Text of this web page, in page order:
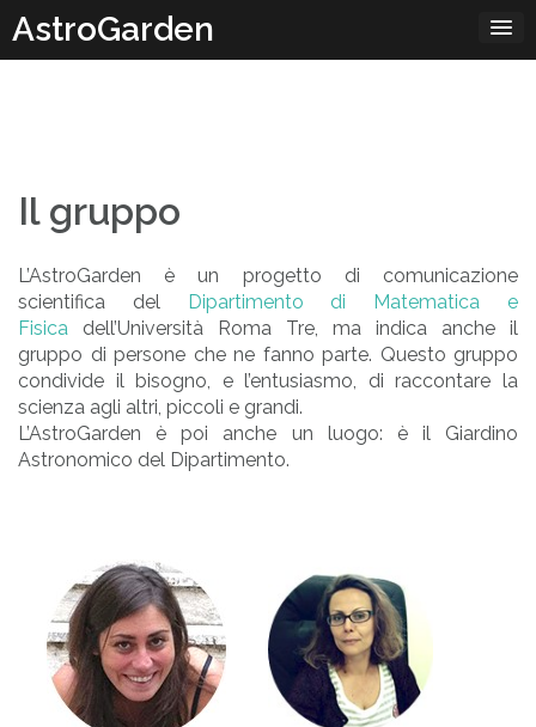
Passa
al
contenuto
AstroGarden
Il gruppo
L’AstroGarden è un progetto di comunicazione
scientifica del
Dipartimento di Matematica e
Fisica dell’Università Roma Tre, ma indica anche il
gruppo di persone che ne fanno parte. Questo gruppo
condivide il bisogno, e l’entusiasmo, di raccontare la
scienza agli altri, piccoli e grandi.
L’AstroGarden è poi anche un luogo: è il Giardino
Astronomico del Dipartimento.